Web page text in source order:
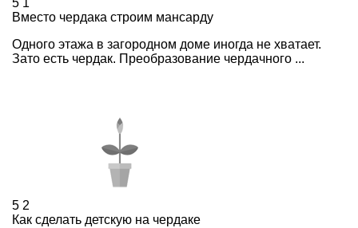
5 1
Вместо чердака строим мансарду
Одного этажа в загородном доме иногда не хватает.
Зато есть чердак. Преобразование чердачного ...
5 2
Как сделать детскую на чердаке